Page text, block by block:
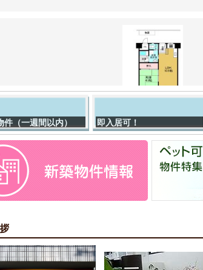
用物件（中古戸建） １件登録しました。
用物件（新築戸建） １件登録しました。
16
用物件（中古マンション） １件登録しました。
15
用物件（中古戸建） １件登録しました。
11
ンション ローレルハイツ茨木総持寺第２号棟
11
公開物件 １件登録しました。
マンション】ローレルハイツ茨木総持寺第２号棟
1,280万円
東太田
道本線 ＪＲ総持寺駅 徒歩13分
件（一週間以内） 即入居可！